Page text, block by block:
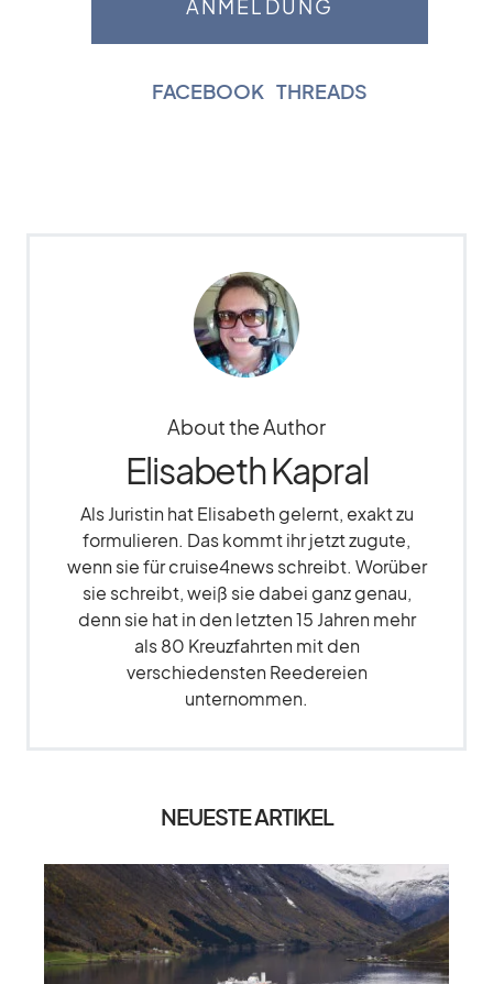
FACEBOOK THREADS
About the Author
Elisabeth Kapral
Als Juristin hat Elisabeth gelernt, exakt zu
formulieren. Das kommt ihr jetzt zugute,
wenn sie für cruise4news schreibt. Worüber
sie schreibt, weiß sie dabei ganz genau,
denn sie hat in den letzten 15 Jahren mehr
als 80 Kreuzfahrten mit den
verschiedensten Reedereien
unternommen.
NEUESTE ARTIKEL